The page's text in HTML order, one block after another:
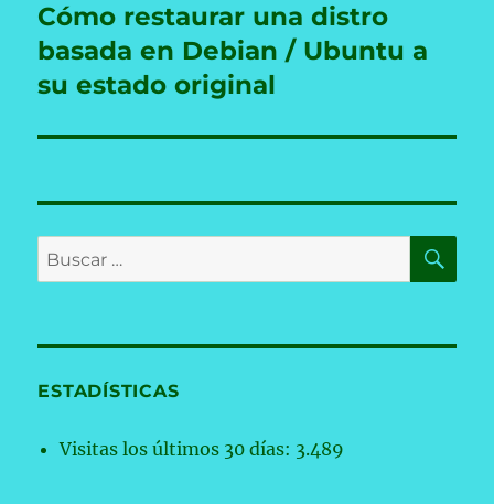
Entrada
siguiente:
Cómo restaurar una distro
basada en Debian / Ubuntu a
su estado original
Buscar
por:
ESTADÍSTICAS
Visitas los últimos 30 días: 3.489